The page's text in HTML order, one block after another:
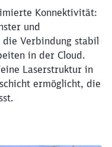
Konnektivität:
und
Verbindung stabil
in der Cloud.
Laserstruktur in
ermöglicht, die